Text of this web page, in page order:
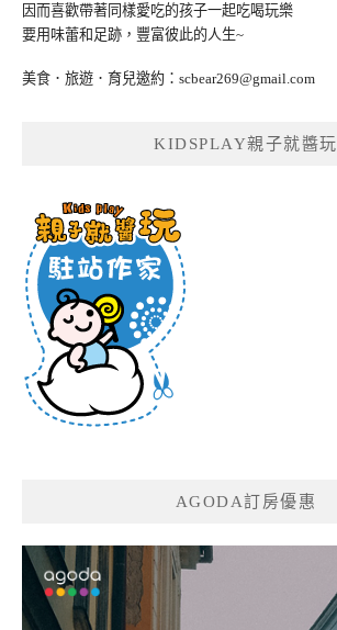
因而喜歡帶著同樣愛吃的孩子一起吃喝玩樂
要用味蕾和足跡，豐富彼此的人生~
美食．旅遊．育兒邀約： scbear269@gmail.com
KIDSPLAY親子就醬玩
AGODA訂房優惠